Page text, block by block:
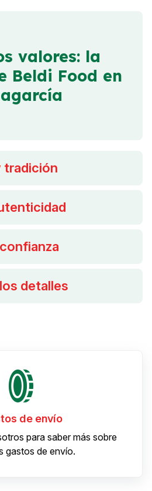
valores: la
Beldi Food en
tradición
detalles
de envío
para saber más sobre
gastos de envío.